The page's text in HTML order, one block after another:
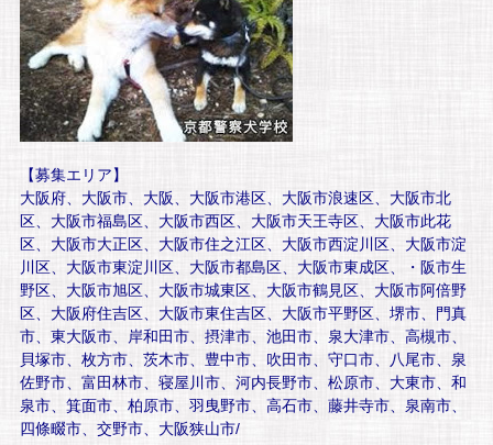
【募集エリア】
大阪府、大阪市、大阪、大阪市港区、大阪市浪速区、大阪市北
区、大阪市福島区、大阪市西区、大阪市天王寺区、大阪市此花
区、大阪市大正区、大阪市住之江区、大阪市西淀川区、大阪市淀
川区、大阪市東淀川区、大阪市都島区、大阪市東成区、・阪市生
野区、大阪市旭区、大阪市城東区、大阪市鶴見区、大阪市阿倍野
区、大阪府住吉区、大阪市東住吉区、大阪市平野区、堺市、門真
市、東大阪市、岸和田市、摂津市、池田市、泉大津市、高槻市、
貝塚市、枚方市、茨木市、豊中市、吹田市、守口市、八尾市、泉
佐野市、富田林市、寝屋川市、河内長野市、松原市、大東市、和
泉市、箕面市、柏原市、羽曳野市、高石市、藤井寺市、泉南市、
四條畷市、交野市、大阪狭山市/